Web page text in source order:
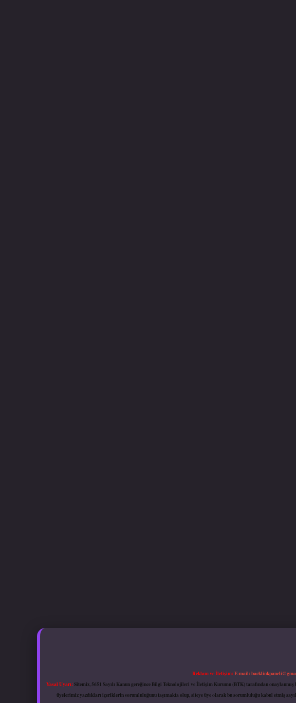
Reklam ve İletişim:E-mail:
Yasal Uyarı:Sitemiz, 5651 Sayılı Kanun gereğince Bilgi Teknolojileri ve İletişim Kurumu (BTK) tarafından
üyelerimiz yazdıkları içeriklerin sorumluluğunu taşımakta olup, siteye üye olarak bu sorumluluğu kabul etmiş